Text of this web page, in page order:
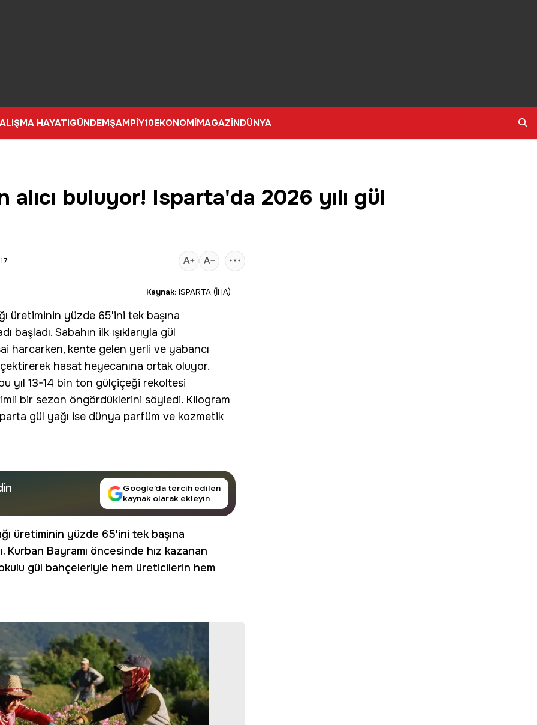
HAYATIGÜNDEMŞAMPİY10EKONOMİMAGAZİNDÜNYA
alıcı buluyor! Isparta'da 2026 yılı gül
Kaynak: ISPARTA (İHA)
üretiminin yüzde 65'ini tek başına
başladı. Sabahın ilk ışıklarıyla gül
harcarken, kente gelen yerli ve yabancı
hasat heyecanına ortak oluyor.
yıl 13-14 bin ton gülçiçeği rekoltesi
bir sezon öngördüklerini söyledi. Kilogram
gül yağı ise dünya parfüm ve kozmetik
Google’da tercih edilen
kaynak olarak ekleyin
üretiminin yüzde 65'ini tek başına
Kurban Bayramı öncesinde hız kazanan
gül bahçeleriyle hem üreticilerin hem